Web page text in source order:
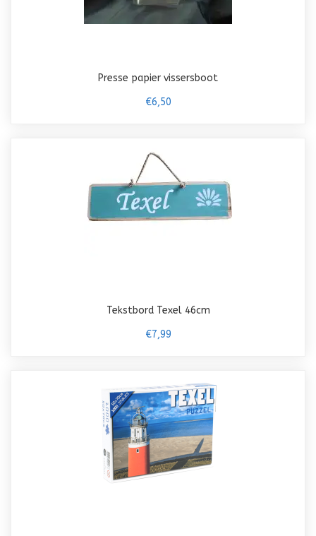
Presse papier vissersboot
€6,50
Tekstbord Texel 46cm
€7,99